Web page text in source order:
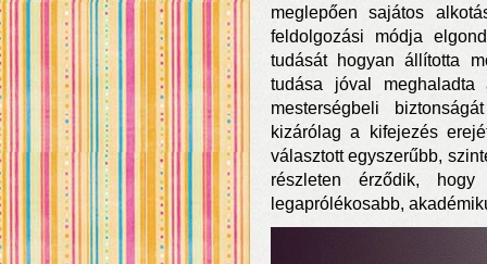
meglepően sajátos
feldolgozási módja
tudását hogyan állította
tudása jóval
mesterségbeli
kizárólag a kifejezés
választott egyszerűbb,
részleten érződik,
legaprólékosabb,